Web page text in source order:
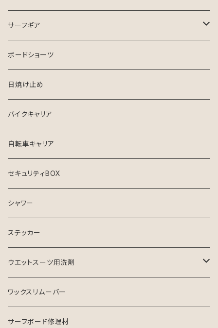
FinsOut
フューチャータブ
HURLEY ウエットスーツ
2024 SPRING SUMMER
BGZウエットスーツ
USED ウエットスーツ
VISSLA
サーフギア
リーシュコード
FCS
クリエイチャーズ
デッキパッチ
サーフボードケース
ボードショーツ
日焼け止め
バイクキャリア
自転車キャリア
セキュリティBOX
シャワー
ステッカー
ウエットスーツ用洗剤
シャンプー
ソフナー
ワックスリムーバー
サーフボード修理材